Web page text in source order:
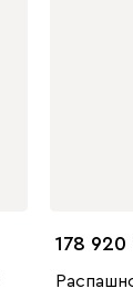
178 920